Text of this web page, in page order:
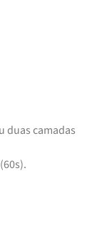
duas camadas